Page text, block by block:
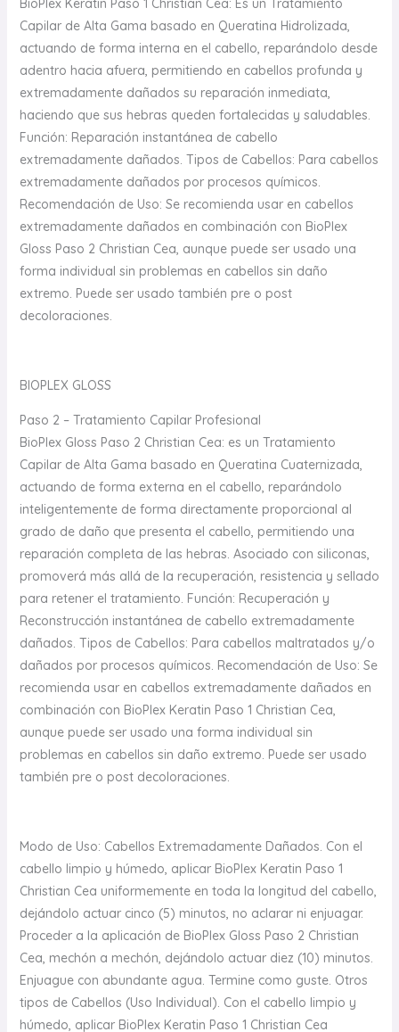
BioPlex Keratin Paso 1 Christian Cea: Es un Tratamiento
Capilar de Alta Gama basado en Queratina Hidrolizada,
actuando de forma interna en el cabello, reparándolo desde
adentro hacia afuera, permitiendo en cabellos profunda y
extremadamente dañados su reparación inmediata,
haciendo que sus hebras queden fortalecidas y saludables.
Función: Reparación instantánea de cabello
extremadamente dañados. Tipos de Cabellos: Para cabellos
extremadamente dañados por procesos químicos.
Recomendación de Uso: Se recomienda usar en cabellos
extremadamente dañados en combinación con BioPlex
Gloss Paso 2 Christian Cea, aunque puede ser usado una
forma individual sin problemas en cabellos sin daño
extremo. Puede ser usado también pre o post
decoloraciones.
BIOPLEX GLOSS
Paso 2 – Tratamiento Capilar Profesional
BioPlex Gloss Paso 2 Christian Cea: es un Tratamiento
Capilar de Alta Gama basado en Queratina Cuaternizada,
actuando de forma externa en el cabello, reparándolo
inteligentemente de forma directamente proporcional al
grado de daño que presenta el cabello, permitiendo una
reparación completa de las hebras. Asociado con siliconas,
promoverá más allá de la recuperación, resistencia y sellado
para retener el tratamiento. Función: Recuperación y
Reconstrucción instantánea de cabello extremadamente
dañados. Tipos de Cabellos: Para cabellos maltratados y/o
dañados por procesos químicos. Recomendación de Uso: Se
recomienda usar en cabellos extremadamente dañados en
combinación con BioPlex Keratin Paso 1 Christian Cea,
aunque puede ser usado una forma individual sin
problemas en cabellos sin daño extremo. Puede ser usado
también pre o post decoloraciones.
Modo de Uso: Cabellos Extremadamente Dañados. Con el
cabello limpio y húmedo, aplicar BioPlex Keratin Paso 1
Christian Cea uniformemente en toda la longitud del cabello,
dejándolo actuar cinco (5) minutos, no aclarar ni enjuagar.
Proceder a la aplicación de BioPlex Gloss Paso 2 Christian
Cea, mechón a mechón, dejándolo actuar diez (10) minutos.
Enjuague con abundante agua. Termine como guste. Otros
tipos de Cabellos (Uso Individual). Con el cabello limpio y
húmedo, aplicar BioPlex Keratin Paso 1 Christian Cea